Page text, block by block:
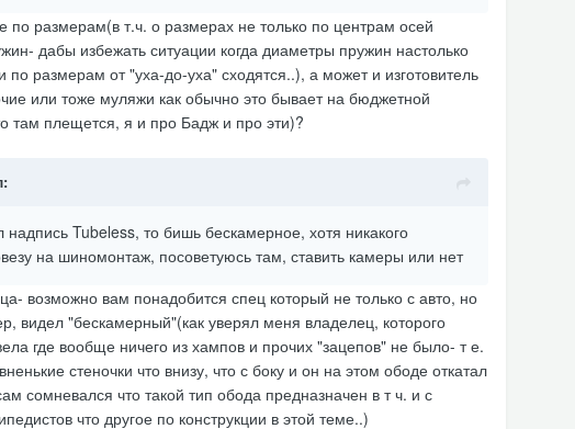
по размерам(в т.ч. о размерах не только по центрам осей
дабы избежать ситуации когда диаметры пружин настолько
по размерам от "уха-до-уха" сходятся..), а может и изготовитель
или тоже муляжи как обычно это бывает на бюджетной
там плещется, я и про Бадж и про эти)?
Tubeless, то бишь бескамерное, хотя никакого
на шиномонтаж, посоветуюсь там, ставить камеры или нет
возможно вам понадобится спец который не только с авто, но
видел "бескамерный"(как уверял меня владелец, которого
где вообще ничего из хампов и прочих "зацепов" не было- т е.
стеночки что внизу, что с боку и он на этом ободе откатал
сомневался что такой тип обода предназначен в т ч. и с
что другое по конструкции в этой теме..)